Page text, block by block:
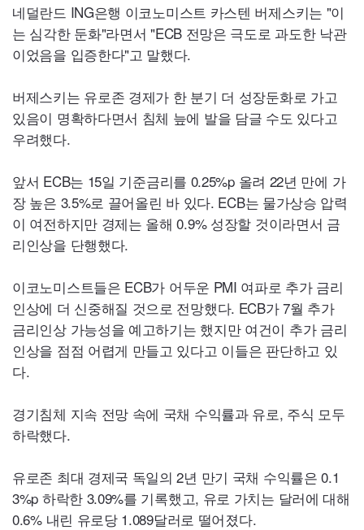
네덜란드 ING은행 이코노미스트 카스텐 버제스키는 "이
는 심각한 둔화"라면서 "ECB전망은 극도로 과도한 낙관
이었음을 입증한다"고 말했다.
버제스키는 유로존 경제가 한 분기 더 성장둔화로 가고
있음이 명확하다면서 침체 늪에 발을 담글 수도 있다고
우려했다.
앞서 ECB는 15일 기준금리를 0.25%p 올려 22년 만에 가
장 높은 3.5%로 끌어올린 바 있다. ECB는 물가상승 압력
이 여전하지만 경제는 올해 0.9% 성장할 것이라면서 금
리인상을 단행했다.
이코노미스트들은 ECB가 어두운 PMI 여파로 추가 금리
인상에 더 신중해질 것으로 전망했다. ECB가 7월 추가
금리인상 가능성을 예고하기는 했지만 여건이 추가 금리
인상을 점점 어렵게 만들고 있다고 이들은 판단하고 있
다.
경기침체 지속 전망 속에 국채 수익률과 유로, 주식 모두
하락했다.
유로존 최대 경제국 독일의 2년 만기 국채 수익률은 0.1
3%p 하락한 3.09%를 기록했고, 유로 가치는 달러에 대해
0.6% 내린 유로당 1.089달러로 떨어졌다.